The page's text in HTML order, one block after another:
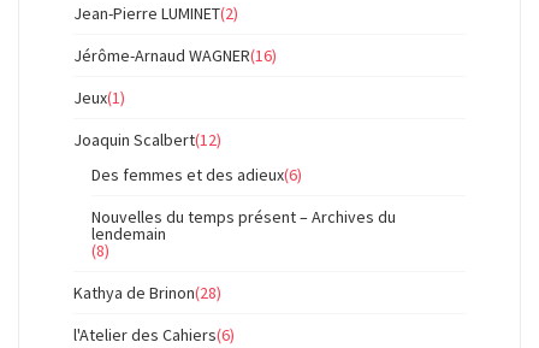
Jean-Pierre LUMINET(2)
Jérôme-Arnaud WAGNER(16)
Jeux(1)
Joaquin Scalbert(12)
Des femmes et des adieux(6)
Nouvelles du temps présent – Archives du
lendemain
(8)
Kathya de Brinon(28)
l'Atelier des Cahiers(6)